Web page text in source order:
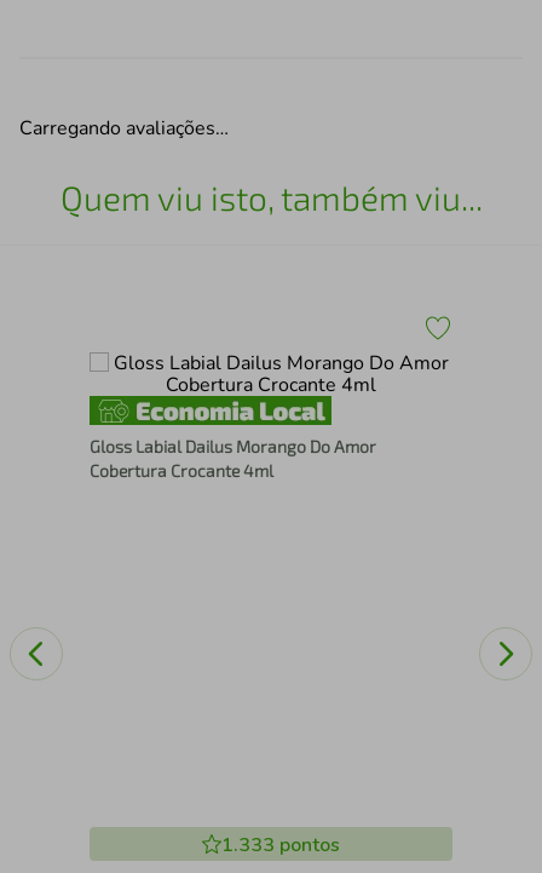
Carregando avaliações…
Quem viu isto, também viu...
Gloss Labial Dailus Morango Do Amor
Cobertura Crocante 4ml
1.333 pontos